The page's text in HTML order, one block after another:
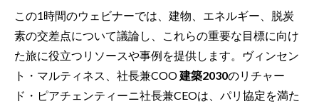
この1時間のウェビナーでは、建物、エネルギー、脱炭
素の交差点について議論し、これらの重要な目標に向け
た旅に役立つリソースや事例を提供します。ヴィンセン
ト・マルティネス、社長兼COO建築2030のリチャー
ド・ピアチェンティーニ社長兼CEOは、パリ協定を満た